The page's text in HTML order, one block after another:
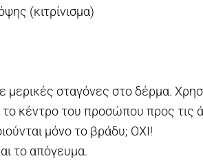
(κιτρίνισμα)
σταγόνες στο δέρμα.
κέντρο του προσώπου προς τις
μόνο το βράδυ; ΟΧΙ!
το απόγευμα.